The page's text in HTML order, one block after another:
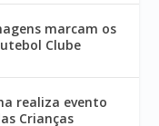
marcam os
Clube
realiza evento
Crianças